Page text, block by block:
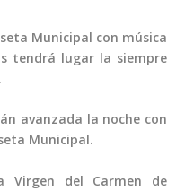
Municipal con música
tendrá lugar la siempre
avanzada la noche con
Municipal.
del Carmen de